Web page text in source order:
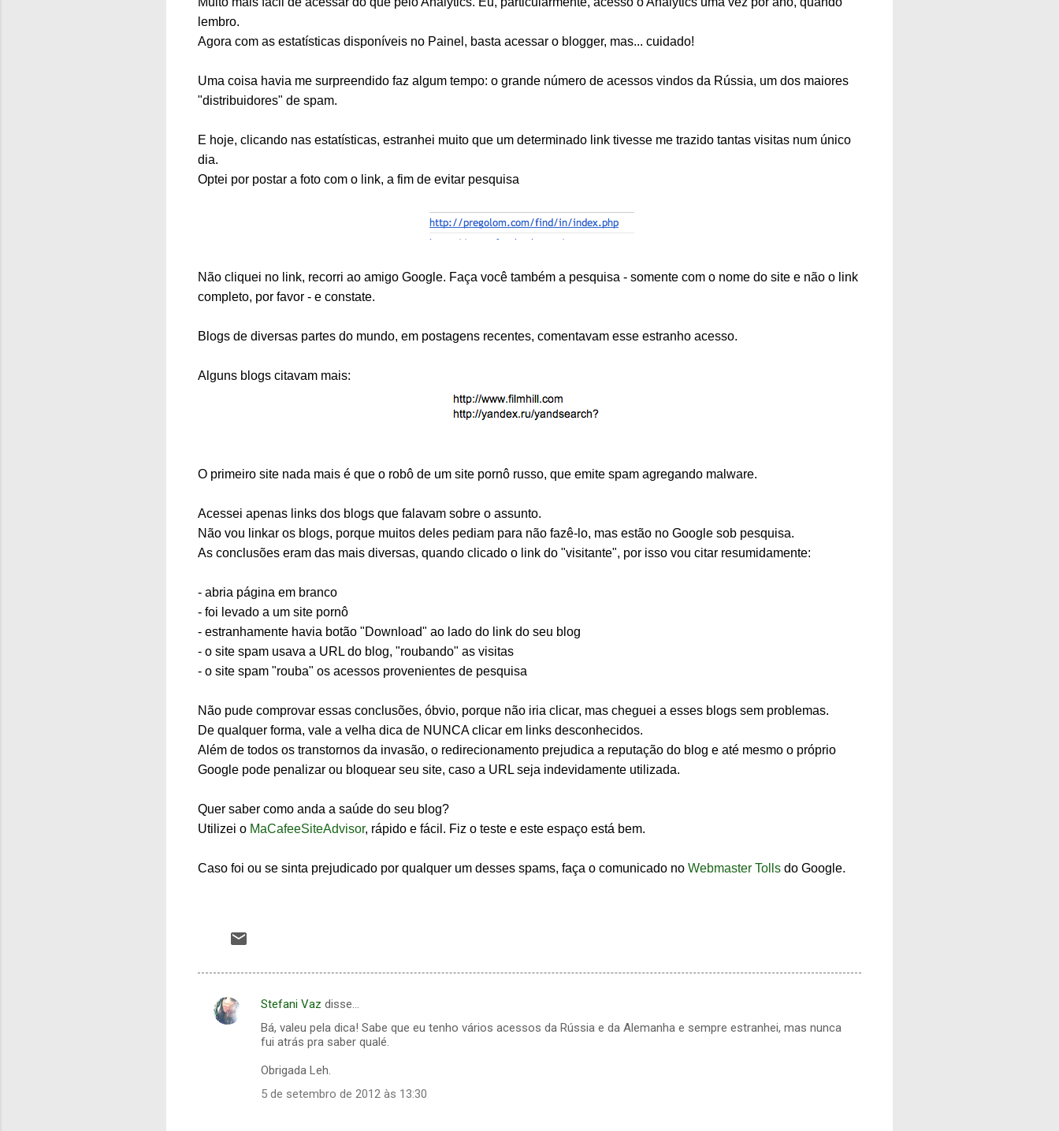
lembro.
Agora com as estatísticas disponíveis no Painel, basta acessar o blogger, mas... cuidado!
Uma coisa havia me surpreendido faz algum tempo: o grande número de acessos vindos da Rússia, um dos maiores
"distribuidores" de spam.
E hoje, clicando nas estatísticas, estranhei muito que um determinado link tivesse me trazido tantas visitas num único
dia.
Optei por postar a foto com o link, a fim de evitar pesquisa
Não cliquei no link, recorri ao amigo Google. Faça você também a pesquisa - somente com o nome do site e não o link
completo, por favor - e constate.
Blogs de diversas partes do mundo, em postagens recentes, comentavam esse estranho acesso.
Alguns blogs citavam mais:
O primeiro site nada mais é que o robô de um site pornô russo, que emite spam agregando malware.
Acessei apenas links dos blogs que falavam sobre o assunto.
Não vou linkar os blogs, porque muitos deles pediam para não fazê-lo, mas estão no Google sob pesquisa.
As conclusões eram das mais diversas, quando clicado o link do "visitante", por isso vou citar resumidamente:
- abria página em branco
- foi levado a um site pornô
- estranhamente havia botão "Download" ao lado do link do seu blog
- o site spam usava a URL do blog, "roubando" as visitas
- o site spam "rouba" os acessos provenientes de pesquisa
Não pude comprovar essas conclusões, óbvio, porque não iria clicar, mas cheguei a esses blogs sem problemas.
De qualquer forma, vale a velha dica de NUNCA clicar em links desconhecidos.
Além de todos os transtornos da invasão, o redirecionamento prejudica a reputação do blog e até mesmo o próprio
Google pode penalizar ou bloquear seu site, caso a URL seja indevidamente utilizada.
Quer saber como anda a saúde do seu blog?
Utilizei o MaCafeeSiteAdvisor, rápido e fácil. Fiz o teste e este espaço está bem.
Caso foi ou se sinta prejudicado por qualquer um desses spams, faça o comunicado no Webmaster Tolls do Google.
C
Stefani Vaz disse…
Bá, valeu pela dica! Sabe que eu tenho vários acessos da Rússia e da Alemanha e sempre estranhei, mas nunca
fui atrás pra saber qualé.
Obrigada Leh.
5 de setembro de 2012 às 13:30